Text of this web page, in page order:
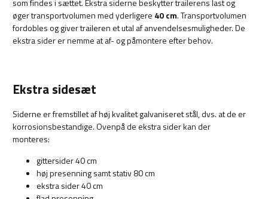
som findes i sættet. Ekstra siderne beskytter trailerens last og
øger transportvolumen med yderligere 40 cm. Transportvolumen
fordobles og giver traileren et utal af anvendelsesmuligheder. De
ekstra sider er nemme at af- og påmontere efter behov.
Ekstra sidesæt
Siderne er fremstillet af høj kvalitet galvaniseret stål, dvs. at de er
korrosionsbestandige. Ovenpå de ekstra sider kan der
monteres:
gittersider 40 cm
høj presenning samt stativ 80 cm
ekstra sider 40 cm